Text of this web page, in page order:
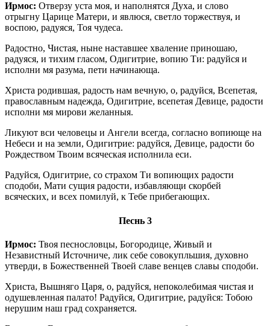
Ирмос: Отверзу уста моя, и наполнятся Духа, и слово
отрыгну Царице Матери, и явлюся, светло торжествуя, и
воспою, радуяся, Тоя чудеса.
Радостно, Чистая, ныне наставшее хваление приношаю,
радуяся, и тихим гласом, Одигитрие, вопию Ти: радуйся и
исполни мя разума, пети начинающа.
Христа родившая, радость нам вечную, о, радуйся, Всепетая,
православным надежда, Одигитрие, всепетая Девице, радости
исполни мя мирови желанныя.
Ликуют вси человецы и Ангели всегда, согласно вопиюще на
Небеси и на земли, Одигитрие: радуйся, Девице, радости бо
Рождеством Твоим всяческая исполнила еси.
Радуйся, Одигитрие, со страхом Ти вопиющих радости
сподоби, Мати сущия радости, избавляющи скорбей
всяческих, и всех помилуй, к Тебе прибегающих.
Песнь 3
Ирмос: Твоя песнословцы, Богородице, Живый и
Независтный Источниче, лик себе совокупльшия, духовно
утверди, в Божественней Твоей славе венцев славы сподоби.
Христа, Вышняго Царя, о, радуйся, непоколебимая чистая и
одушевленная палато! Радуйся, Одигитрие, радуйся: Тобою
нерушим наш град сохраняется.